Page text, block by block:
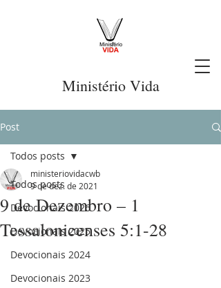
Ministério Vida
Post
Todos posts
Devocionais 2026
Devocionais 2025
Devocionais 2024
Devocionais 2023
Todos posts
9 de Dezembro – 1
Tessalonicenses 5:1-28
ministeriovidacwb
9 de dez. de 2021